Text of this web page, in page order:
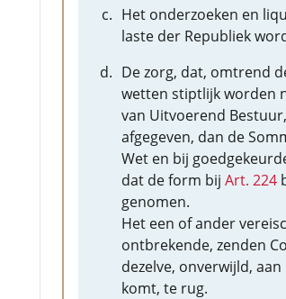
Het onderzoeken en
laste der Republiek
De zorg, dat, omtrend
wetten stiptlijk worden
van Uitvoerend
afgegeven, dan de
Wet en bij
dat de form bij Art. 224
genomen.
Het een of ander
ontbrekende, zenden
dezelve, onverwijld,
komt, te rug.